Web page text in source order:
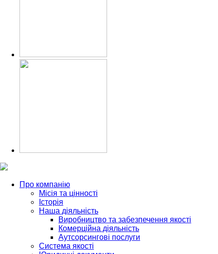
Про компанію
Місія та цінності
Історія
Наша діяльність
Виробництво та забезпечення якості
Комерційна діяльність
Аутсорсингові послуги
Система якості